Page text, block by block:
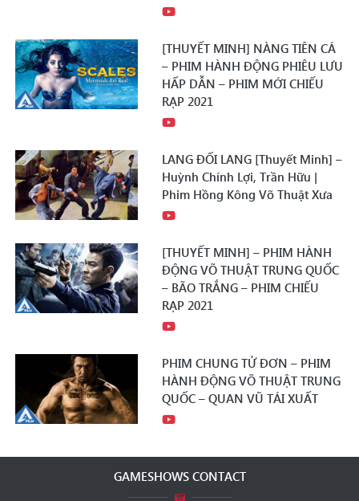
[THUYẾT MINH] NÀNG TIÊN CÁ
– PHIM HÀNH ĐỘNG PHIÊU LƯU
HẤP DẪN – PHIM MỚI CHIẾU
RẠP 2021
LANG ĐỐI LANG [Thuyết Minh] –
Huỳnh Chính Lợi, Trần Hữu |
Phim Hồng Kông Võ Thuật Xưa
[THUYẾT MINH] – PHIM HÀNH
ĐỘNG VÕ THUẬT TRUNG QUỐC
– BÃO TRẮNG – PHIM CHIẾU
RẠP 2021
PHIM CHUNG TỬ ĐƠN – PHIM
HÀNH ĐỘNG VÕ THUẬT TRUNG
QUỐC – QUAN VŨ TÁI XUẤT
GAMESHOWS CONTACT